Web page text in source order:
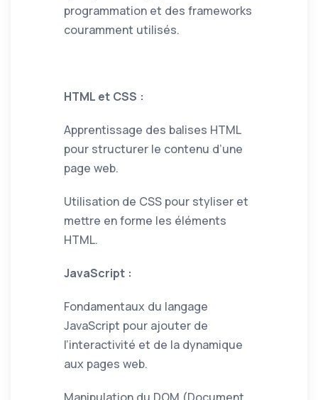
programmation et des frameworks
couramment utilisés.
HTML et CSS :
Apprentissage des balises HTML
pour structurer le contenu d’une
page web.
Utilisation de CSS pour styliser et
mettre en forme les éléments
HTML.
JavaScript :
Fondamentaux du langage
JavaScript pour ajouter de
l’interactivité et de la dynamique
aux pages web.